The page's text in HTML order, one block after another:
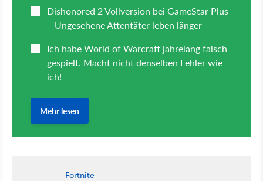
Fortnite